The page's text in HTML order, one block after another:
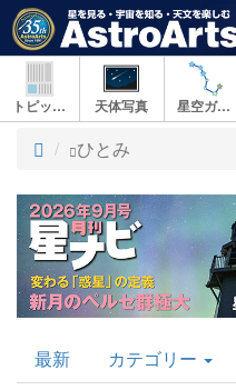
トピックス 天体写真 星空ガイド
ト
プ
ひとみ
AstroArts
最新 カテゴリー